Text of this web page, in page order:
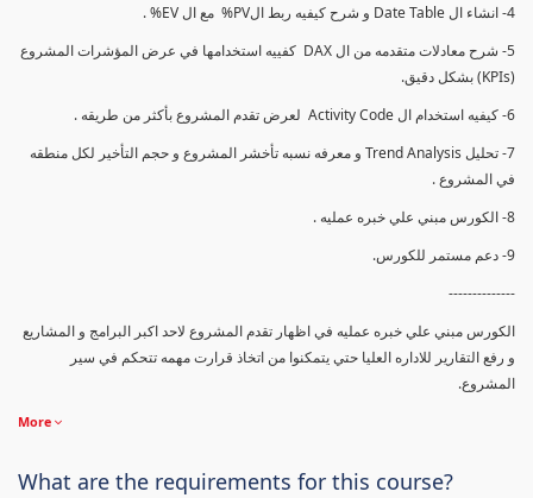
4- انشاء ال Date Table و شرح كيفيه ربط الPV% مع ال EV% .
5- شرح معادلات متقدمه من ال DAX كفييه استخدامها في عرض المؤشرات المشروع
(KPIs) بشكل دقيق.
6- كيفيه استخدام ال Activity Code لعرض تقدم المشروع بأكثر من طريقه .
7- تحليل Trend Analysis و معرفه نسبه تأخشر المشروع و حجم التأخير لكل منطقه
في المشروع .
8- الكورس مبني علي خبره عمليه .
9- دعم مستمر للكورس.
--------------
الكورس مبني علي خبره عمليه في اظهار تقدم المشروع لاحد اكبر البرامج و المشاريع
و رفع التقارير للاداره العليا حتي يتمكنوا من اتخاذ قرارت مهمه تتحكم في سير
المشروع.
More
What are the requirements for this course?